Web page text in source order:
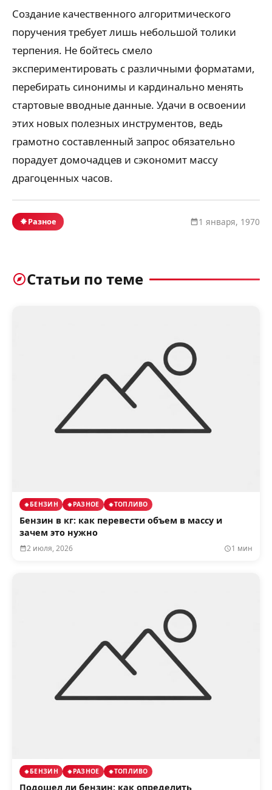
Создание качественного алгоритмического
поручения требует лишь небольшой толики
терпения. Не бойтесь смело
экспериментировать с различными форматами,
перебирать синонимы и кардинально менять
стартовые вводные данные. Удачи в освоении
этих новых полезных инструментов, ведь
грамотно составленный запрос обязательно
порадует домочадцев и сэкономит массу
драгоценных часов.
Разное 1 января, 1970
Статьи по теме
БЕНЗИН РАЗНОЕ ТОПЛИВО
Бензин в кг: как перевести объем в массу и
зачем это нужно
2 июля, 2026 1 мин
БЕНЗИН РАЗНОЕ ТОПЛИВО
Подошел ли бензин: как определить